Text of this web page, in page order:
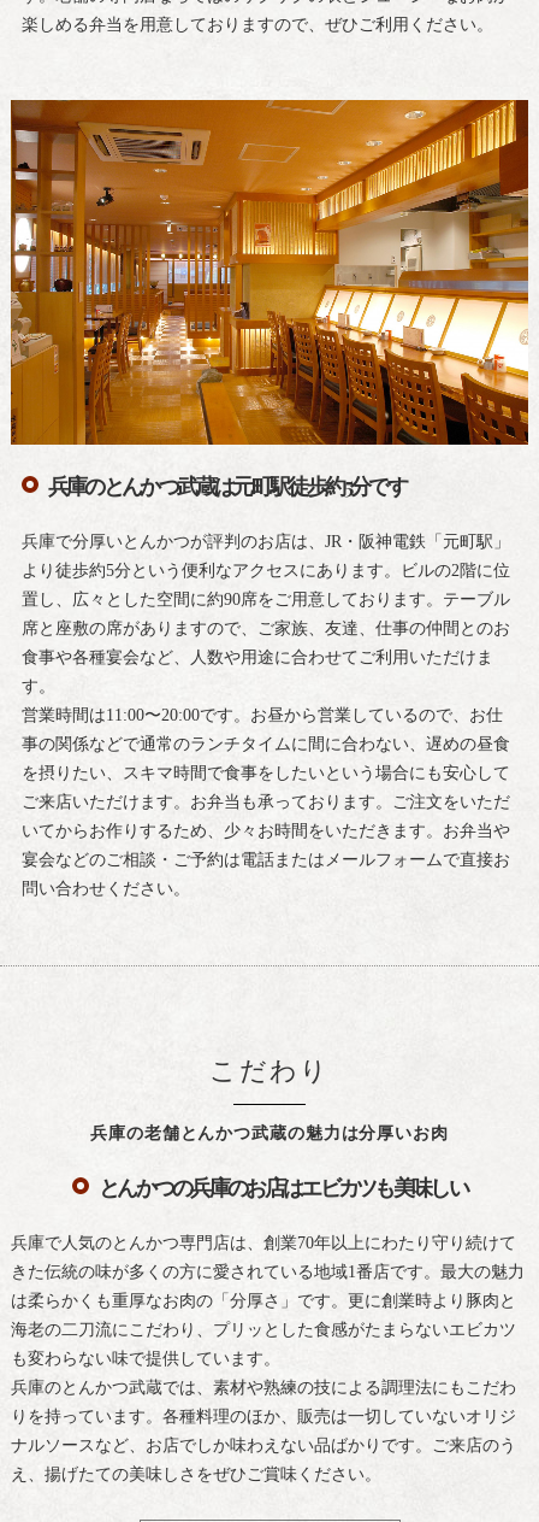
楽しめる弁当を用意しておりますので、ぜひご利用ください。
兵庫のとんかつ武蔵は元町駅徒歩約5分です
兵庫で分厚いとんかつが評判のお店は、JR・阪神電鉄「元町駅」
より徒歩約5分という便利なアクセスにあります。ビルの2階に位
置し、広々とした空間に約90席をご用意しております。テーブル
席と座敷の席がありますので、ご家族、友達、仕事の仲間とのお
食事や各種宴会など、人数や用途に合わせてご利用いただけま
す。
営業時間は11:00〜20:00です。お昼から営業しているので、お仕
事の関係などで通常のランチタイムに間に合わない、遅めの昼食
を摂りたい、スキマ時間で食事をしたいという場合にも安心して
ご来店いただけます。お弁当も承っております。ご注文をいただ
いてからお作りするため、少々お時間をいただきます。お弁当や
宴会などのご相談・ご予約は電話またはメールフォームで直接お
問い合わせください。
兵庫の老舗とんかつ武蔵の魅力は分厚いお肉
こだわり
とんかつの兵庫のお店はエビカツも美味しい
兵庫で人気のとんかつ専門店は、創業70年以上にわたり守り続けて
きた伝統の味が多くの方に愛されている地域1番店です。最大の魅力
は柔らかくも重厚なお肉の「分厚さ」です。更に創業時より豚肉と
海老の二刀流にこだわり、プリッとした食感がたまらないエビカツ
も変わらない味で提供しています。
兵庫のとんかつ武蔵では、素材や熟練の技による調理法にもこだわ
りを持っています。各種料理のほか、販売は一切していないオリジ
ナルソースなど、お店でしか味わえない品ばかりです。ご来店のう
え、揚げたての美味しさをぜひご賞味ください。